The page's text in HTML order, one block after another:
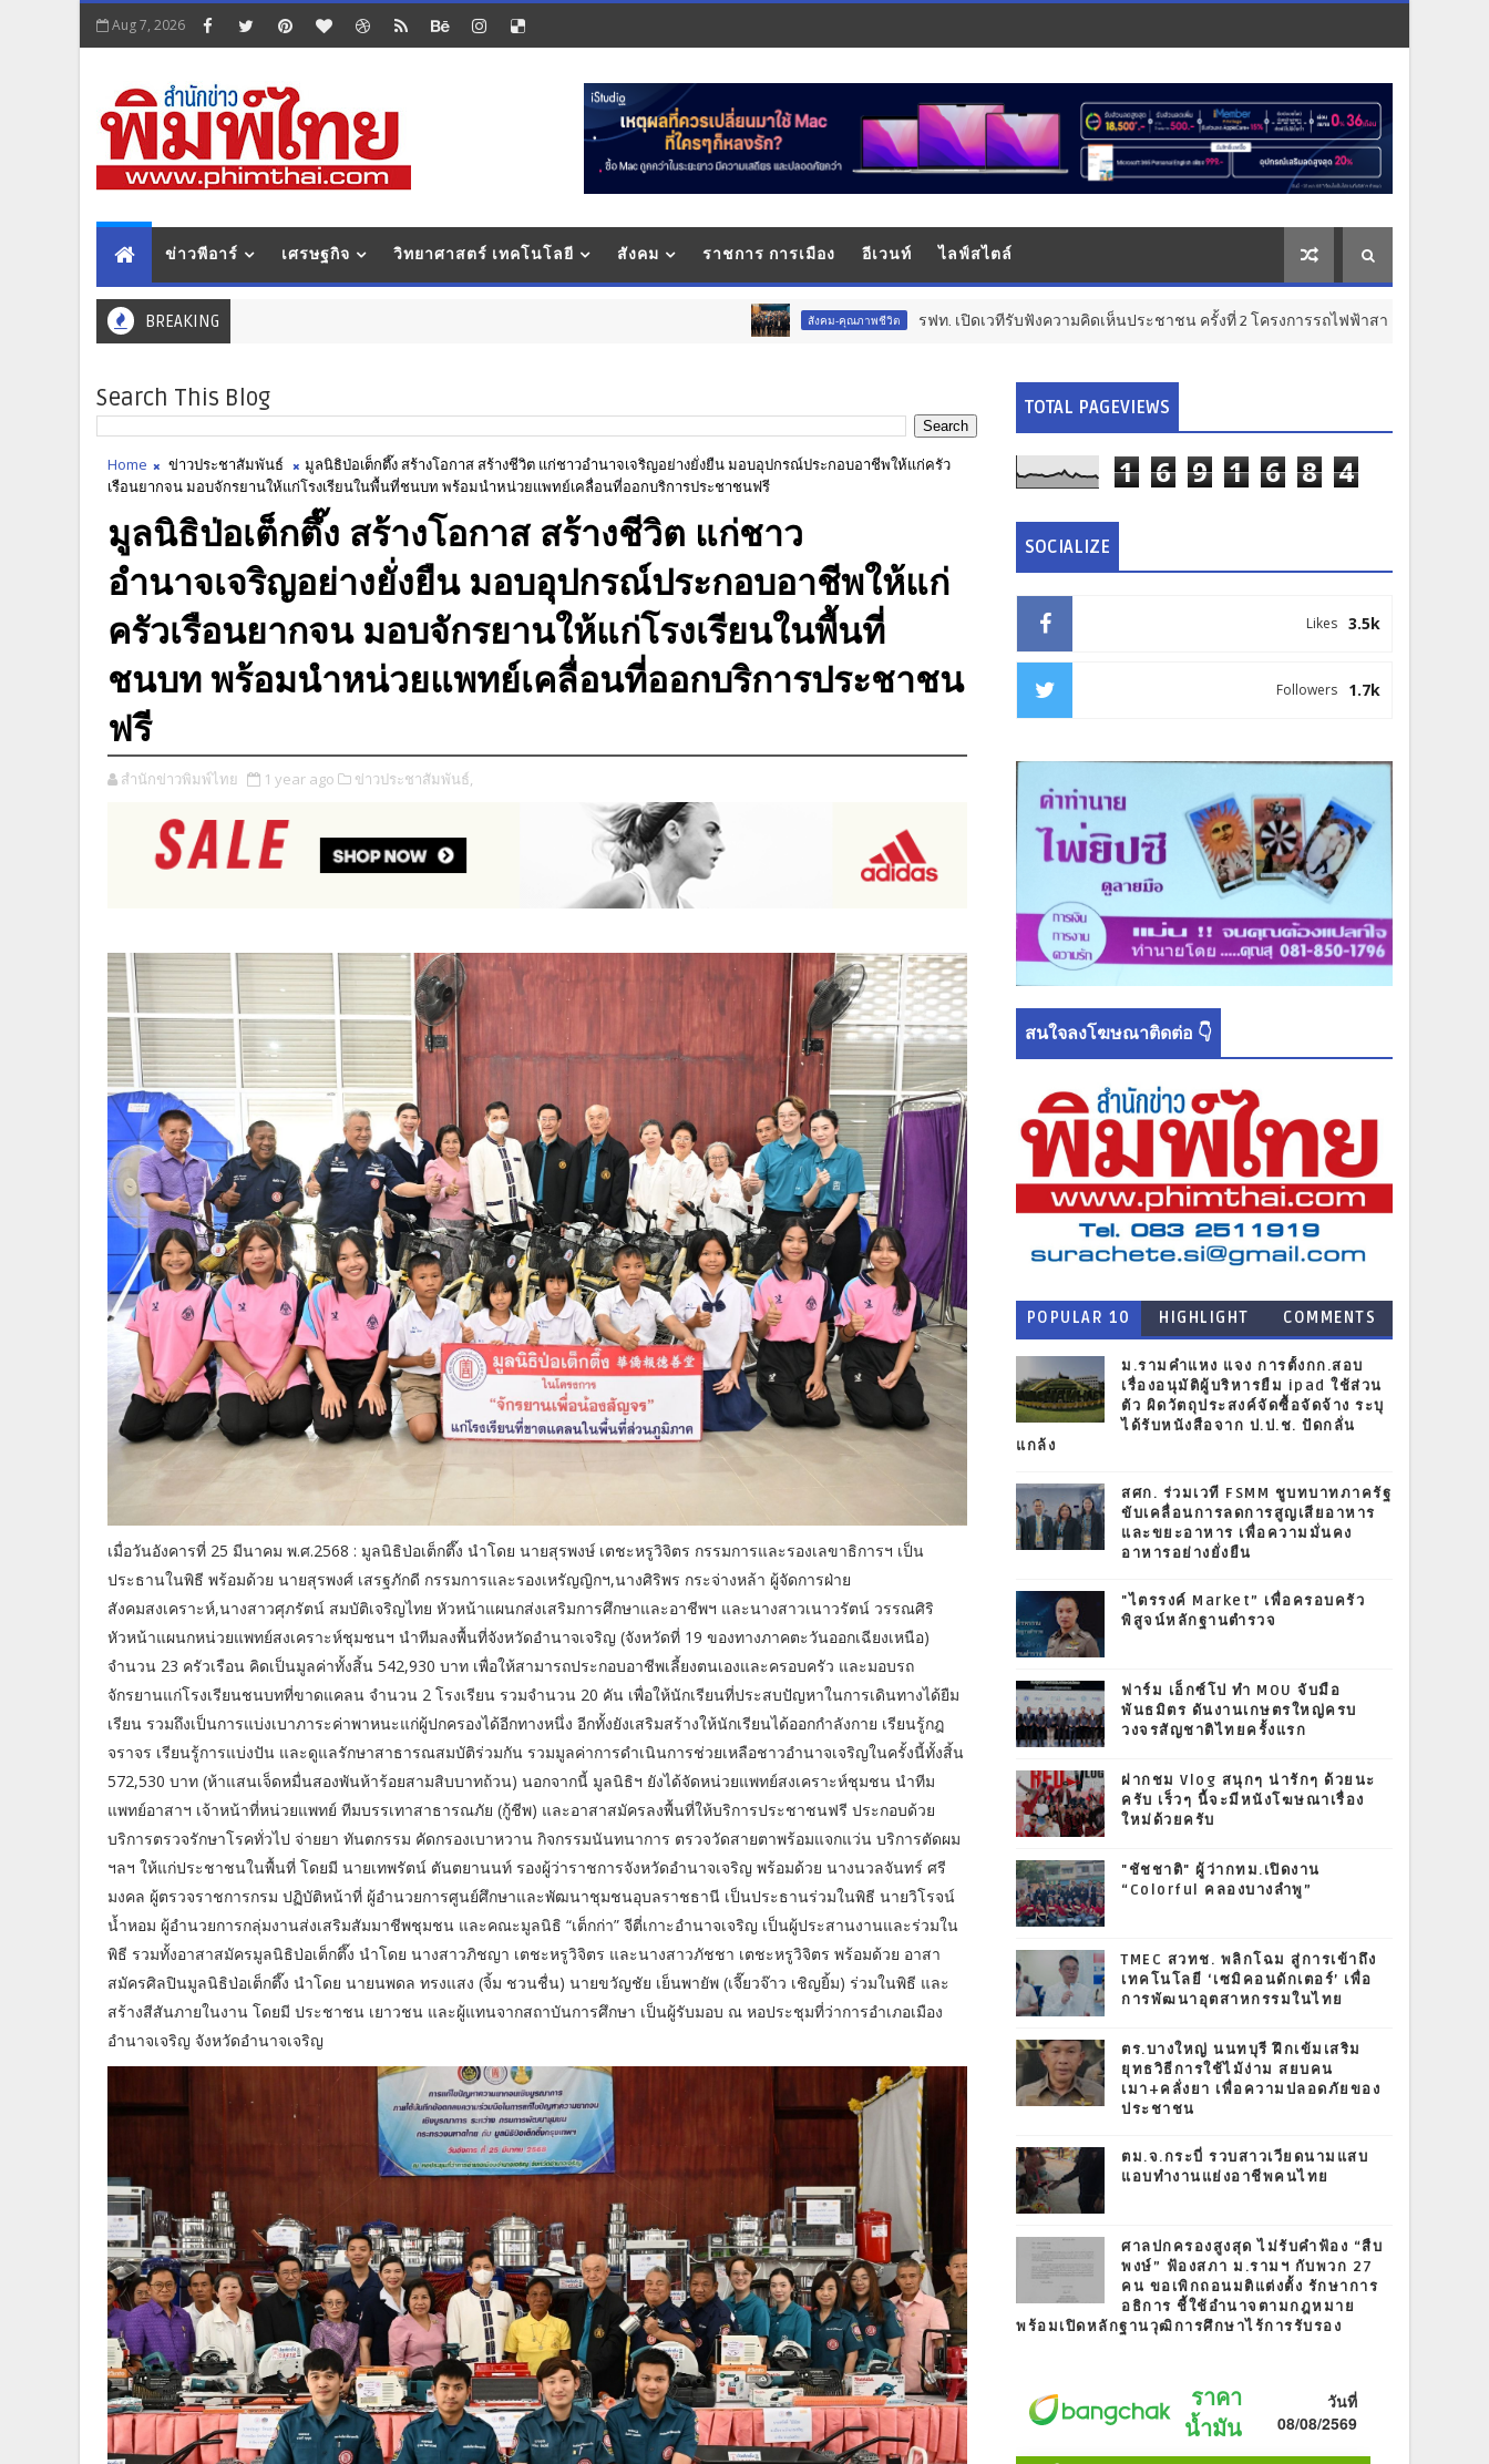
Aug 7, 2026
ข่าวพีอาร์ เศรษฐกิจ วิทยาศาสตร์ เทคโนโลยี สังคม ราชการ การเมือง อีเวนท์ ไลฟ์สไตล์
BREAKING สังคม-คุณภาพชีวิต รฟท. เปิดเวทีรับฟังความคิดเห็นประชาชน ครั้งที่ 2 โครงการรถไฟฟ้าสายสีแดงเข้ม “วงเวียนใหญ่–มห
Search This Blog
Home ข่าวประชาสัมพันธ์
มูลนิธิป่อเต็กตึ๊ง สร้างโอกาส สร้างชีวิต แก่ชาวอำนาจเจริญอย่างยั่งยืน มอบอุปกรณ์ประกอบอาชีพให้แก่ครัว
เรือนยากจน มอบจักรยานให้แก่โรงเรียนในพื้นที่ชนบท พร้อมนำหน่วยแพทย์เคลื่อนที่ออกบริการประชาชนฟรี
มูลนิธิป่อเต็กตึ๊ง สร้างโอกาส สร้างชีวิต แก่ชาว
อำนาจเจริญอย่างยั่งยืน มอบอุปกรณ์ประกอบอาชีพให้แก่
ครัวเรือนยากจน มอบจักรยานให้แก่โรงเรียนในพื้นที่
ชนบท พร้อมนำหน่วยแพทย์เคลื่อนที่ออกบริการประชาชน
ฟรี
สำนักข่าวพิมพ์ไทย 1 year ago ข่าวประชาสัมพันธ์,
เมื่อวันอังคารที่ 25 มีนาคม พ.ศ.2568 : มูลนิธิป่อเต็กตึ๊ง นำโดย นายสุรพงษ์ เตชะหรูวิจิตร กรรมการและรองเลขาธิการฯ เป็น
ประธานในพิธี พร้อมด้วย นายสุรพงศ์ เสรฐภักดี กรรมการและรองเหรัญญิกฯ,นางศิริพร กระจ่างหล้า ผู้จัดการฝ่าย
สังคมสงเคราะห์,นางสาวศุภรัตน์ สมบัติเจริญไทย หัวหน้าแผนกส่งเสริมการศึกษาและอาชีพฯ และนางสาวเนาวรัตน์ วรรณศิริ
หัวหน้าแผนกหน่วยแพทย์สงเคราะห์ชุมชนฯ นำทีมลงพื้นที่จังหวัดอำนาจเจริญ (จังหวัดที่ 19 ของทางภาคตะวันออกเฉียงเหนือ)
จำนวน 23 ครัวเรือน คิดเป็นมูลค่าทั้งสิ้น 542,930 บาท เพื่อให้สามารถประกอบอาชีพเลี้ยงตนเองและครอบครัว และมอบรถ
จักรยานแก่โรงเรียนชนบทที่ขาดแคลน จำนวน 2 โรงเรียน รวมจำนวน 20 คัน เพื่อให้นักเรียนที่ประสบปัญหาในการเดินทางได้ยืม
เรียน รวมถึงเป็นการแบ่งเบาภาระค่าพาหนะแก่ผู้ปกครองได้อีกทางหนึ่ง อีกทั้งยังเสริมสร้างให้นักเรียนได้ออกกำลังกาย เรียนรู้กฎ
จราจร เรียนรู้การแบ่งปัน และดูแลรักษาสาธารณสมบัติร่วมกัน รวมมูลค่าการดำเนินการช่วยเหลือชาวอำนาจเจริญในครั้งนี้ทั้งสิ้น
572,530 บาท (ห้าแสนเจ็ดหมื่นสองพันห้าร้อยสามสิบบาทถ้วน) นอกจากนี้ มูลนิธิฯ ยังได้จัดหน่วยแพทย์สงเคราะห์ชุมชน นำทีม
แพทย์อาสาฯ เจ้าหน้าที่หน่วยแพทย์ ทีมบรรเทาสาธารณภัย (กู้ชีพ) และอาสาสมัครลงพื้นที่ให้บริการประชาชนฟรี ประกอบด้วย
บริการตรวจรักษาโรคทั่วไป จ่ายยา ทันตกรรม คัดกรองเบาหวาน กิจกรรมนันทนาการ ตรวจวัดสายตาพร้อมแจกแว่น บริการตัดผม
ฯลฯ ให้แก่ประชาชนในพื้นที่ โดยมี นายเทพรัตน์ ตันตยานนท์ รองผู้ว่าราชการจังหวัดอำนาจเจริญ พร้อมด้วย นางนวลจันทร์ ศรี
มงคล ผู้ตรวจราชการกรม ปฏิบัติหน้าที่ ผู้อำนวยการศูนย์ศึกษาและพัฒนาชุมชนอุบลราชธานี เป็นประธานร่วมในพิธี นายวิโรจน์
น้ำหอม ผู้อำนวยการกลุ่มงานส่งเสริมสัมมาชีพชุมชน และคณะมูลนิธิ “เต็กก่า” จีตี่เกาะอำนาจเจริญ เป็นผู้ประสานงานและร่วมใน
พิธี รวมทั้งอาสาสมัครมูลนิธิป่อเต็กตึ๊ง นำโดย นางสาวภิชญา เตชะหรูวิจิตร และนางสาวภัชชา เตชะหรูวิจิตร พร้อมด้วย อาสา
สมัครศิลปินมูลนิธิป่อเต็กตึ๊ง นำโดย นายนพดล ทรงแสง (จิ้ม ชวนชื่น) นายขวัญชัย เย็นพายัพ (เจี๊ยวจ๊าว เชิญยิ้ม) ร่วมในพิธี และ
สร้างสีสันภายในงาน โดยมี ประชาชน เยาวชน และผู้แทนจากสถาบันการศึกษา เป็นผู้รับมอบ ณ หอประชุมที่ว่าการอำเภอเมือง
อำนาจเจริญ จังหวัดอำนาจเจริญ
TOTAL PAGEVIEWS
1 6 9 1 6 8 4
SOCIALIZE
3.5k
Likes
1.7k
Followers
สนใจลงโฆษณาติดต่อ 👇
POPULAR 10
HIGHLIGHT
COMMENTS
ม.รามคำแหง แจง การตั้งกก.สอบ
เรื่องอนุมัติผู้บริหารยืม ipad ใช้ส่วน
ตัว ผิดวัตถุประสงค์จัดซื้อจัดจ้าง ระบุ
ได้รับหนังสือจาก ป.ป.ช. ปัดกลั่น
แกล้ง
สศก. ร่วมเวที FSMM ชูบทบาทภาครัฐ
ขับเคลื่อนการลดการสูญเสียอาหาร
และขยะอาหาร เพื่อความมั่นคง
อาหารอย่างยั่งยืน
"ไตรรงค์ Market” เพื่อครอบครัว
พิสูจน์หลักฐานตำรวจ
ฟาร์ม เอ็กซ์โป ทำ MOU จับมือ
พันธมิตร ดันงานเกษตรใหญ่ครบ
วงจรสัญชาติไทยครั้งแรก
ฝากชม Vlog สนุกๆ น่ารักๆ ด้วยนะ
ครับ เร็วๆ นี้จะมีหนังโฆษณาเรื่อง
ใหม่ด้วยครับ
"ชัชชาติ" ผู้ว่ากทม.เปิดงาน
“Colorful คลองบางลำพู”
TMEC สวทช. พลิกโฉม สู่การเข้าถึง
เทคโนโลยี ‘เซมิคอนดักเตอร์’ เพื่อ
การพัฒนาอุตสาหกรรมในไทย
ตร.บางใหญ่ นนทบุรี ฝึกเข้มเสริม
ยุทธวิธีการใช้ไม้ง่าม สยบคน
เมา+คลั่งยา เพื่อความปลอดภัยของ
ประชาชน
ตม.จ.กระบี่ รวบสาวเวียดนามแสบ
แอบทำงานแย่งอาชีพคนไทย
ศาลปกครองสูงสุด ไม่รับคำฟ้อง “สืบ
พงษ์” ฟ้องสภา ม.รามฯ กับพวก 27
คน ขอเพิกถอนมติแต่งตั้ง รักษาการ
อธิการ ชี้ใช้อำนาจตามกฎหมาย
พร้อมเปิดหลักฐานวุฒิการศึกษาไร้การรับรอง